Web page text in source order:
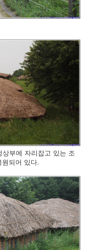
부에 자리잡고 있는 조
되어 있다.